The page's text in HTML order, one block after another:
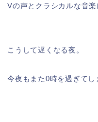
Vの声とクラシカルな音楽
こうして遅くなる夜。
今夜もまた0時を過ぎてし